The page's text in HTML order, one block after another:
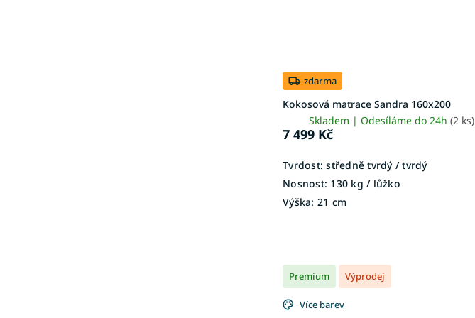
zdarma
Kokosová matrace Sandra 160x200
Skladem | Odesíláme do 24h(2 ks)
7 499 Kč
Tvrdost: středně tvrdý / tvrdý
Nosnost: 130 kg / lůžko
Výška: 21 cm
Premium Výprodej
Více barev